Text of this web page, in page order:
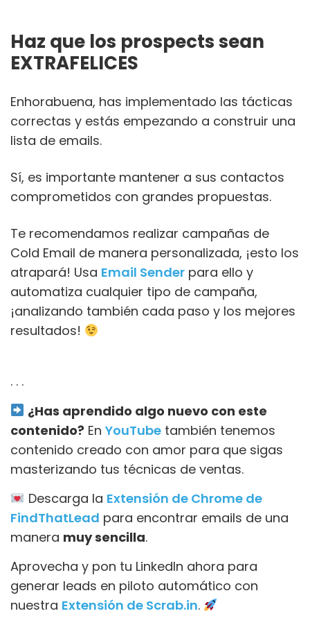
Haz que los prospects sean
EXTRAFELICES
Enhorabuena, has implementado las tácticas
correctas y estás empezando a construir una
lista de emails.
Sí, es importante mantener a sus contactos
comprometidos con grandes propuestas.
Te recomendamos realizar campañas de
Cold Email de manera personalizada, ¡esto los
atrapará! Usa Email Sender para ello y
automatiza cualquier tipo de campaña,
¡analizando también cada paso y los mejores
resultados!
. . .
¿Has aprendido algo nuevo con este
contenido? En YouTube también tenemos
contenido creado con amor para que sigas
masterizando tus técnicas de ventas.
Descarga la Extensión de Chrome de
FindThatLead para encontrar emails de una
manera muy sencilla.
Aprovecha y pon tu LinkedIn ahora para
generar leads en piloto automático con
nuestra Extensión de Scrab.in.